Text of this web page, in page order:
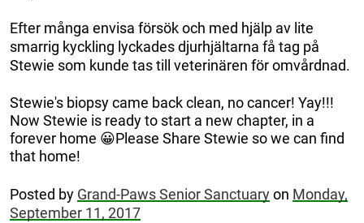
Efter många envisa försök och med hjälp av lite
smarrig kyckling lyckades djurhjältarna få tag på
Stewie som kunde tas till veterinären för omvårdnad.
Stewie's biopsy came back clean, no cancer! Yay!!!
Now Stewie is ready to start a new chapter, in a
forever home 😀Please Share Stewie so we can find
that home!
Posted by Grand-Paws Senior Sanctuaryon Monday,
September 11, 2017